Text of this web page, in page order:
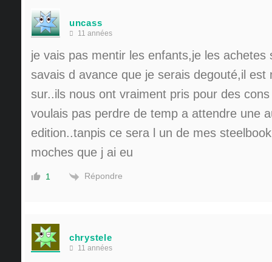
uncass
11 années
je vais pas mentir les enfants,je les achetes
savais d avance que je serais degouté,il est
sur..ils nous ont vraiment pris pour des
voulais pas perdre de temp a attendre une
edition..tanpis ce sera l un de mes
moches que j ai eu
1 Répondre
chrystele
11 années